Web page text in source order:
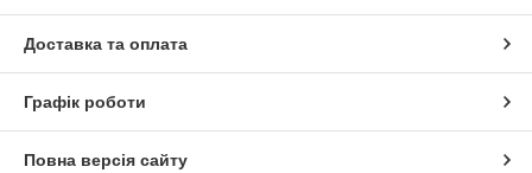
Доставка та оплата
Графік роботи
Повна версія сайту